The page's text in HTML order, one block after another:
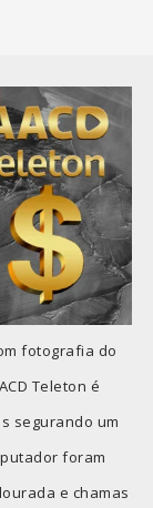
fotografia do
Teleton é
segurando um
foram
e chamas